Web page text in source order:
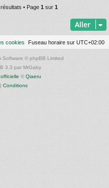
• Page 1 sur 1
Aller
Fuseau horaire sur UTC+02:00
cookies
Software © phpBB Limited
3.3 par MrGaby
© Qiaeru
| Conditions